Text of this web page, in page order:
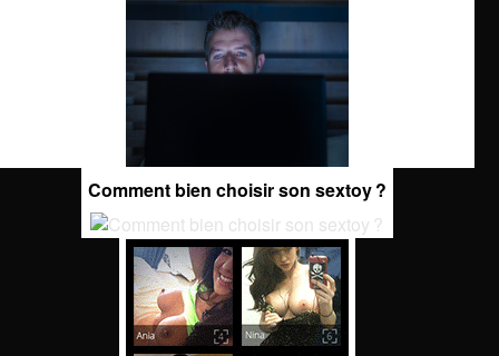
Comment bien choisir son sextoy ?